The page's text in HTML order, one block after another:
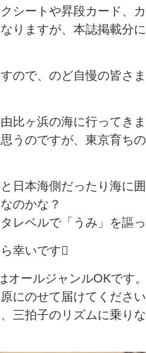
シートや昇段カード、
りますが、本誌掲載分
ので、のど自慢の皆さ
比ヶ浜の海に行ってきま
うのですが、東京育ち
日本海側だったり海に
のかな？
レベルで「うみ」を謳
幸いです
オールジャンルOKです。
にのせて届けてください
三拍子のリズムに乗り